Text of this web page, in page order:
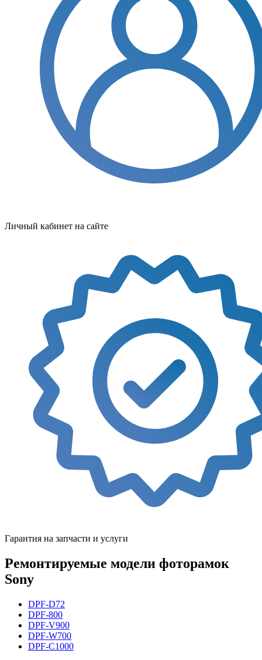
Личный кабинет на сайте
Гарантия на запчасти и услуги
Ремонтируемые модели фоторамок
Sony
DPF-D72
DPF-800
DPF-V900
DPF-W700
DPF-C1000